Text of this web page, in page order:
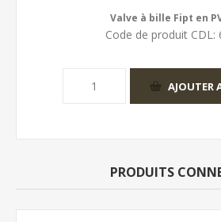
Valve à bille Fipt en
Code de produit CDL:
PRODUITS